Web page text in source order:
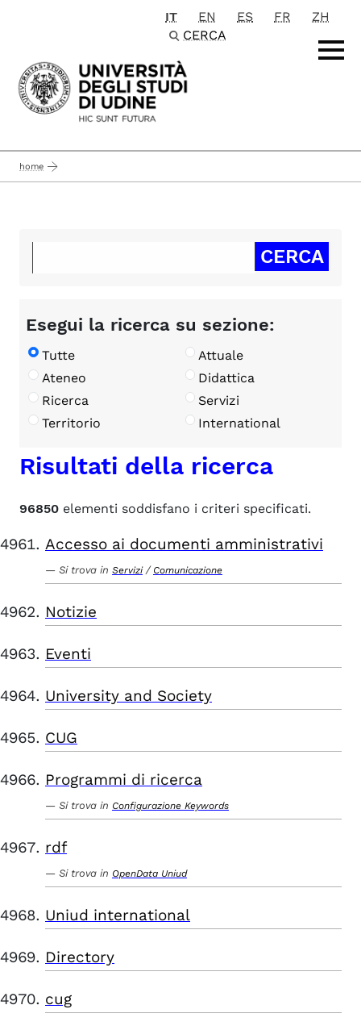
Passa al contenuto principale
IT EN ES FR
ZH
CERCA
home
Esegui la ricerca su sezione:
Tutte
Attuale
Ateneo
Didattica
Ricerca
Servizi
Territorio
International
Risultati della ricerca
96850 elementi soddisfano i criteri specificati.
Accesso ai documenti amministrativi
Si trova in Servizi / Comunicazione
Notizie
Eventi
University and Society
CUG
Programmi di ricerca
Si trova in Configurazione Keywords
rdf
Si trova in OpenData Uniud
Uniud international
Directory
cug